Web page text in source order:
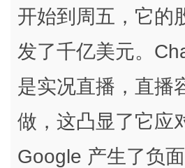
开始到周五，它的
发了千亿美元。
是实况直播，直播
做，这凸显了它应
Google 产生了负面